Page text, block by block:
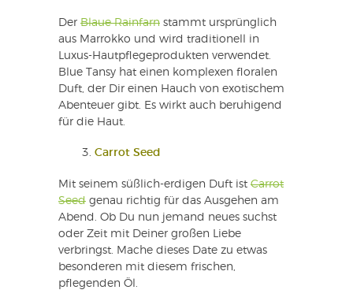
Der Blaue Rainfarn stammt ursprünglich
aus Marrokko und wird traditionell in
Luxus-Hautpflegeprodukten verwendet.
Blue Tansy hat einen komplexen floralen
Duft, der Dir einen Hauch von exotischem
Abenteuer gibt. Es wirkt auch beruhigend
für die Haut.
Carrot Seed
Mit seinem süßlich-erdigen Duft ist Carrot
Seed genau richtig für das Ausgehen am
Abend. Ob Du nun jemand neues suchst
oder Zeit mit Deiner großen Liebe
verbringst. Mache dieses Date zu etwas
besonderen mit diesem frischen,
pflegenden Öl.